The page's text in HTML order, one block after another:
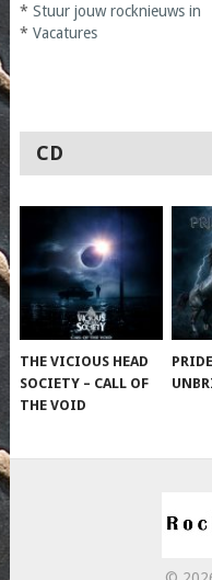
* Stuur jouw rocknieuws in
* Vacatures
CD
THE VICIOUS HEAD
SOCIETY – CALL OF
THE VOID